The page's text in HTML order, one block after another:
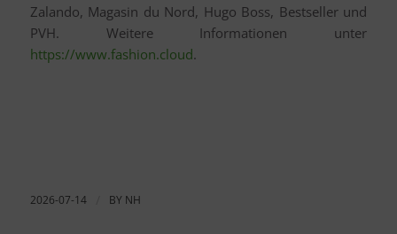
Zalando, Magasin du Nord, Hugo Boss, Bestseller und
PVH. Weitere Informationen unter
https://www.fashion.cloud.
2026-07-14 BY NH